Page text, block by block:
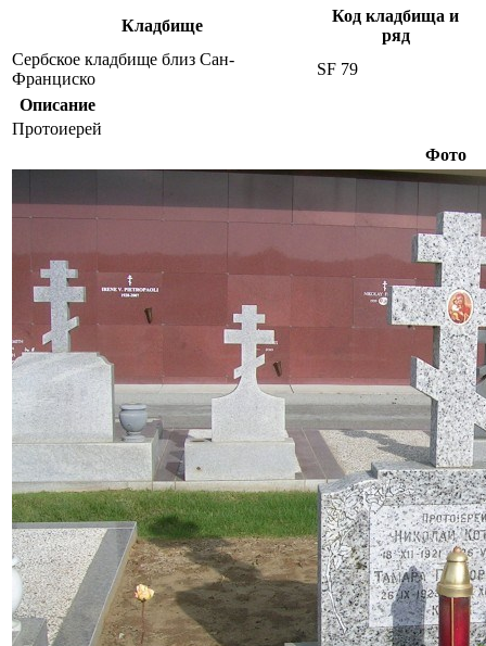
Кладбище
Код кладбища и
ряд
Сербское кладбище близ Сан-
Франциско
SF 79
Описание
Протоиерей
Фото